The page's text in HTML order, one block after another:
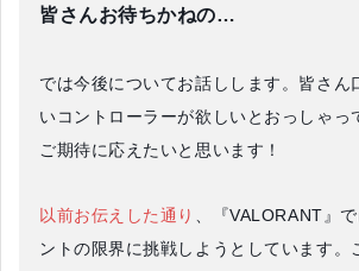
皆さんお待ちかねの…
では今後についてお話しします。皆さん
いコントローラーが欲しいとおっしゃっ
ご期待に応えたいと思います！
以前お伝えした通り
、『VALORANT』
ントの限界に挑戦しようとしています。